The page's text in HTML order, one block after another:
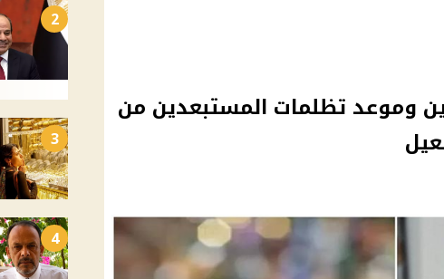
وموعد تظلمات المستبعدين من
2
3
4